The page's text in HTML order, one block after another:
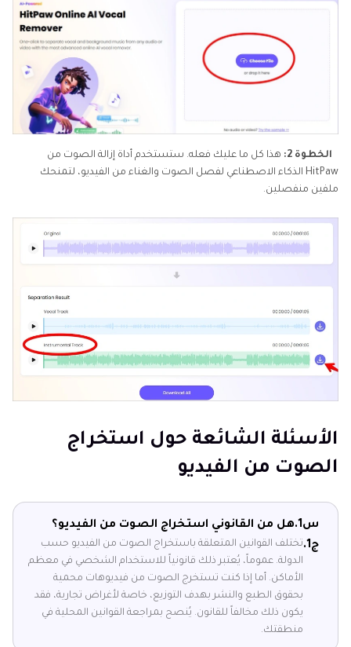
الخطوة 2:
هذا كل ما عليك فعله. ستستخدم أداة إزالة الصوت من
HitPaw الذكاء الاصطناعي لفصل الصوت والغناء من الفيديو، لتمنحك
ملفين منفصلين.
الأسئلة الشائعة حول استخراج
الصوت من الفيديو
س1.
هل من القانوني استخراج الصوت من الفيديو؟
ج1.
تختلف القوانين المتعلقة باستخراج الصوت من الفيديو حسب
الدولة. عموماً، يُعتبر ذلك قانونياً للاستخدام الشخصي في معظم
الأماكن. أما إذا كنت تستخرج الصوت من فيديوهات محمية
بحقوق الطبع والنشر بهدف التوزيع، خاصة لأغراض تجارية، فقد
يكون ذلك مخالفاً للقانون. يُنصح بمراجعة القوانين المحلية في
منطقتك.